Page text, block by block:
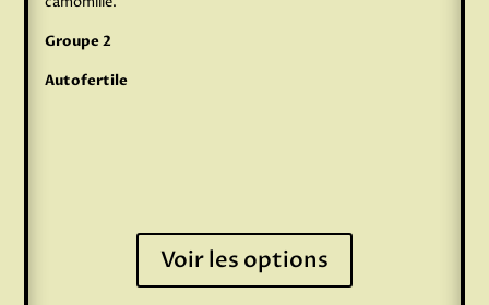
Groupe 2
Autofertile
Voir les options